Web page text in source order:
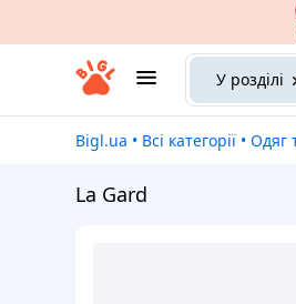
У розділі
Bigl.ua • Всі категорії •
La Gard